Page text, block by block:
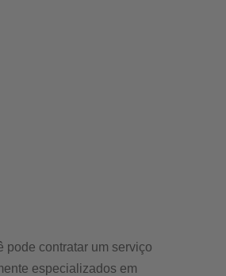
pode contratar um serviço
especializados em